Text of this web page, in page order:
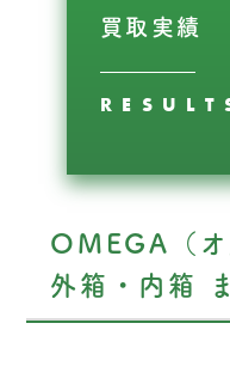
買取実績
OMEGA（
外箱・内箱